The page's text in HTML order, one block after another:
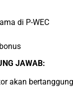
di P-WEC
JAWAB:
akan